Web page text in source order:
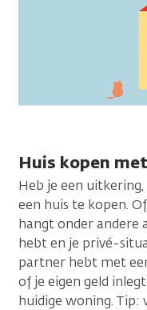
Huis kopen
Heb je een
een huis te kopen.
hangt onder andere
hebt en je privé-
partner hebt met
of je eigen geld
huidige woning. Tip: